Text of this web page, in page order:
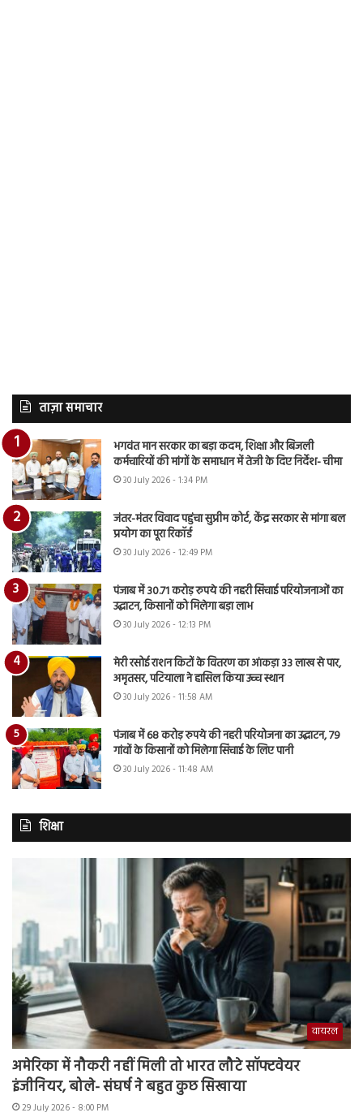
ताज़ा समाचार
भगवंत मान सरकार का बड़ा कदम, शिक्षा और बिजली
कर्मचारियों की मांगों के समाधान में तेजी के दिए निर्देश- चीमा
30 July 2026 - 1:34 PM
जंतर-मंतर विवाद पहुंचा सुप्रीम कोर्ट, केंद्र सरकार से मांगा बल
प्रयोग का पूरा रिकॉर्ड
30 July 2026 - 12:49 PM
पंजाब में 30.71 करोड़ रुपये की नहरी सिंचाई परियोजनाओं का
उद्घाटन, किसानों को मिलेगा बड़ा लाभ
30 July 2026 - 12:13 PM
मेरी रसोई राशन किटों के वितरण का आंकड़ा 33 लाख से पार,
अमृतसर, पटियाला ने हासिल किया उच्च स्थान
30 July 2026 - 11:58 AM
पंजाब में 68 करोड़ रुपये की नहरी परियोजना का उद्घाटन, 79
गांवों के किसानों को मिलेगा सिंचाई के लिए पानी
30 July 2026 - 11:48 AM
शिक्षा
वायरल
अमेरिका में नौकरी नहीं मिली तो भारत लौटे सॉफ्टवेयर
इंजीनियर, बोले- संघर्ष ने बहुत कुछ सिखाया
29 July 2026 - 8:00 PM